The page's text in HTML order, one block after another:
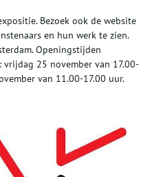
Bezoek ook de website
en hun werk te zien.
Openingstijden
25 november van 17.00-
van 11.00-17.00 uur.